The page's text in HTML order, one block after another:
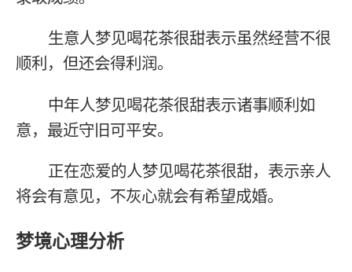
生意人梦见喝花茶很甜表示虽然经营不很
顺利，但还会得利润。
中年人梦见喝花茶很甜表示诸事顺利如
意，最近守旧可平安。
正在恋爱的人梦见喝花茶很甜，表示亲人
将会有意见，不灰心就会有希望成婚。
梦境心理分析